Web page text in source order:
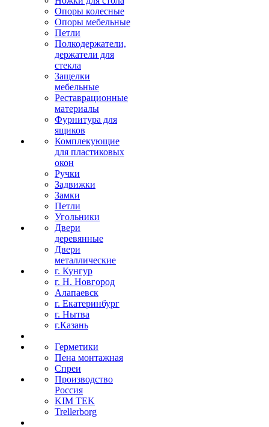
Опоры колесные
Опоры мебельные
Петли
Полкодержатели,
держатели для
стекла
Защелки
мебельные
Реставрационные
материалы
Фурнитура для
ящиков
Комплекующие
для пластиковых
окон
Ручки
Задвижки
Замки
Петли
Угольники
Двери
деревянные
Двери
металлические
г. Кунгур
г. Н. Новгород
Алапаевск
г. Екатеринбург
г. Нытва
г.Казань
Герметики
Пена монтажная
Спреи
Производство
Россия
KIM TEK
Trellerborg